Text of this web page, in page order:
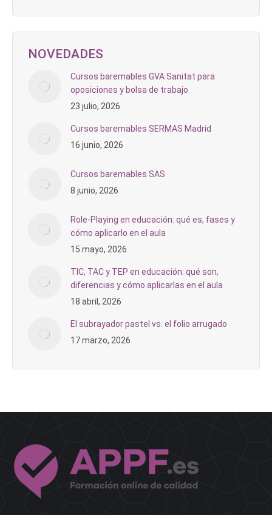
NOVEDADES
Cursos baremables GVA Sanitat para
oposiciones y bolsa de trabajo
23 julio, 2026
Cursos baremables SERMAS Madrid
16 junio, 2026
Cursos baremables SAS
8 junio, 2026
Role-Playing en educación: qué es, fases y
cómo aplicarlo en el aula
15 mayo, 2026
TIC, TAC y TEP en educación: qué son,
diferencias y cómo aplicarlas en el aula
18 abril, 2026
El subrayador pastel vs. el folio arrugado
17 marzo, 2026